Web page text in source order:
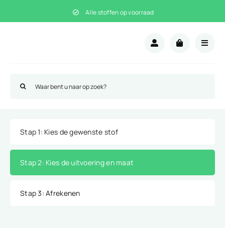
naar
Alle stoffen op voorraad
naar:
Stap 1: Kies de gewenste stof
Stap 2: Kies de uitvoering en maat
Stap 3: Afrekenen